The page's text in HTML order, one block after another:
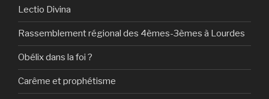
Lectio Divina
Rassemblement régional des 4èmes-3èmes à Lourdes
Obélix dans la foi ?
Carême et prophétisme